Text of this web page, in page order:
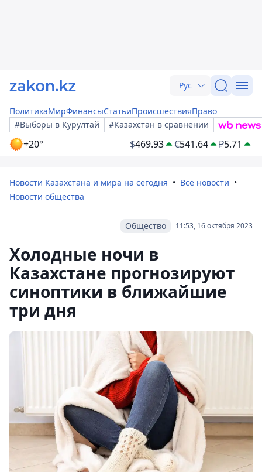
Рус
ПолитикаМирФинансыСтатьиПроисшествияПраво
#Выборы в Курултай
#Казахстан в сравнении
+20° $469.93 €541.64 ₽5.71
Новости Казахстана и мира на сегодня
Все новости
Новости общества
11:53, 16 октября 2023
Общество
Холодные ночи в
Казахстане прогнозируют
синоптики в ближайшие
три дня